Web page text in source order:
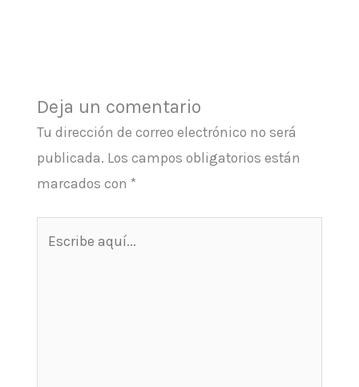
Deja un comentario
Tu dirección de correo electrónico no será
publicada. Los campos obligatorios están
marcados con *